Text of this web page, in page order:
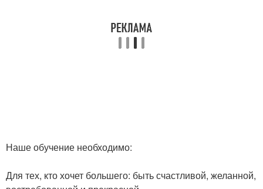
Наше обучение необходимо:
Для тех, кто хочет большего: быть счастливой, желанной,